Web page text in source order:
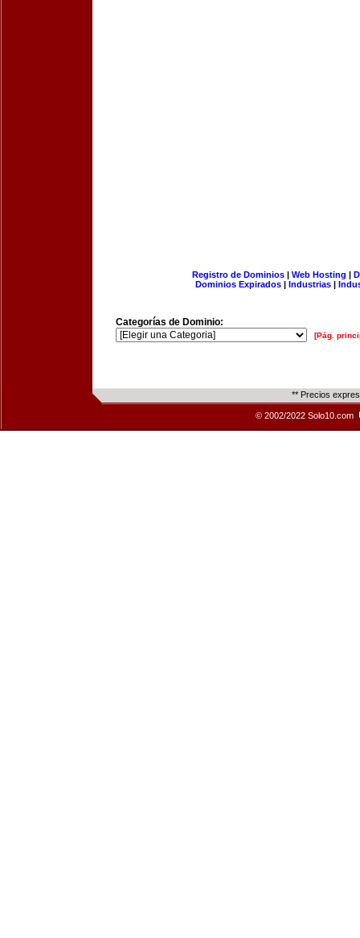
Registro de Dominios| Web Hosting |
Dominios Expirados | Industrias |
Categorías de Dominio:
[Pág.
** Precios
© 2002/2022 Solo10.com